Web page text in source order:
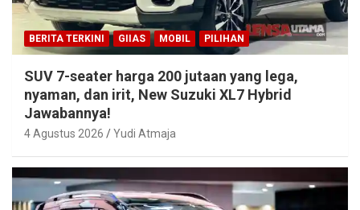
BERITA TERKINI GIIAS MOBIL PILIHAN
SUV 7-seater harga 200 jutaan yang lega,
nyaman, dan irit, New Suzuki XL7 Hybrid
Jawabannya!
4 Agustus 2026 Yudi Atmaja